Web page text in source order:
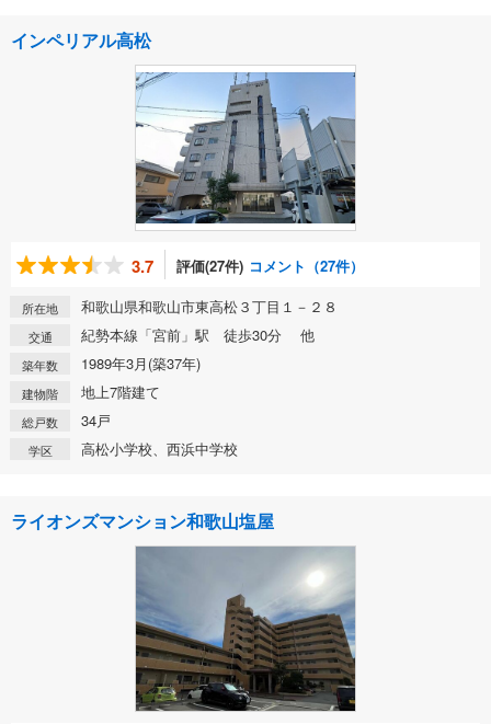
インペリアル高松
3.7 評価(27件) コメント（27件）
所在地 和歌山県和歌山市東高松３丁目１－２８
交通 紀勢本線「宮前」駅 徒歩30分 他
築年数 1989年3月(築37年)
建物階 地上7階建て
総戸数 34戸
学区 高松小学校、西浜中学校
ライオンズマンション和歌山塩屋